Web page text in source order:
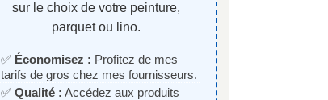
sur le choix de votre peinture,
parquet ou lino.
✅ Économisez : Profitez de mes
tarifs de gros chez mes fournisseurs.
✅ Qualité : Accédez aux produits